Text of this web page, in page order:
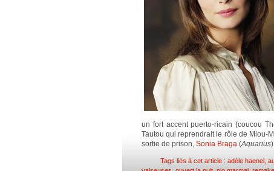
un fort accent puerto-ricain (coucou
Tautou qui reprendrait le rôle de Miou-
sortie de prison, Sonia Braga (Aquarius
Tags liés à cet article : adèle haenel